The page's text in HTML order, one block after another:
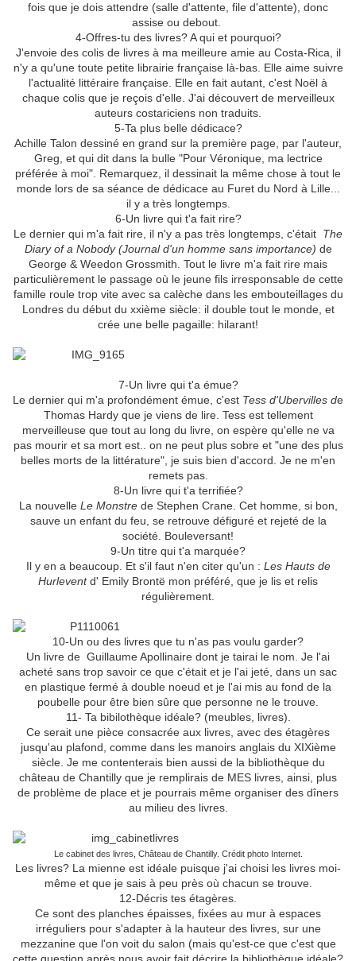
fois que je dois attendre (salle d'attente, file d'attente), donc
assise ou debout.
4-Offres-tu des livres? A qui et pourquoi?
J'envoie des colis de livres à ma meilleure amie au Costa-Rica, il
n'y a qu'une toute petite librairie française là-bas. Elle aime suivre
l'actualité littéraire française. Elle en fait autant, c'est Noël à
chaque colis que je reçois d'elle. J'ai découvert de merveilleux
auteurs costariciens non traduits.
5-Ta plus belle dédicace?
Achille Talon dessiné en grand sur la première page, par l'auteur,
Greg, et qui dit dans la bulle "Pour Véronique, ma lectrice
préférée à moi". Remarquez, il dessinait la même chose à tout le
monde lors de sa séance de dédicace au Furet du Nord à Lille...
il y a très longtemps.
6-Un livre qui t'a fait rire?
Le dernier qui m'a fait rire, il n'y a pas très longtemps, c'était The
Diary of a Nobody (Journal d'un homme sans importance) de
George & Weedon Grossmith. Tout le livre m'a fait rire mais
particulièrement le passage où le jeune fils irresponsable de cette
famille roule trop vite avec sa calèche dans les embouteillages du
Londres du début du xxième siècle: il double tout le monde, et
crée une belle pagaille: hilarant!
7-Un livre qui t'a émue?
Le dernier qui m'a profondément émue, c'est Tess d'Ubervilles de
Thomas Hardy que je viens de lire. Tess est tellement
merveilleuse que tout au long du livre, on espère qu'elle ne va
pas mourir et sa mort est.. on ne peut plus sobre et "une des plus
belles morts de la littérature", je suis bien d'accord. Je ne m'en
remets pas.
8-Un livre qui t'a terrifiée?
La nouvelle Le Monstrede Stephen Crane. Cet homme, si bon,
sauve un enfant du feu, se retrouve défiguré et rejeté de la
société. Bouleversant!
9-Un titre qui t'a marquée?
Il y en a beaucoup. Et s'il faut n'en citer qu'un : Les Hauts de
Hurleventd' Emily Brontë mon préféré, que je lis et relis
régulièrement.
10-Un ou des livres que tu n'as pas voulu garder?
Un livre de Guillaume Apollinaire dont je tairai le nom. Je l'ai
acheté sans trop savoir ce que c'était et je l'ai jeté, dans un sac
en plastique fermé à double noeud et je l'ai mis au fond de la
poubelle pour être bien sûre que personne ne le trouve.
11- Ta bibilothèque idéale? (meubles, livres).
Ce serait une pièce consacrée aux livres, avec des étagères
jusqu'au plafond, comme dans les manoirs anglais du XIXième
siècle. Je me contenterais bien aussi de la bibliothèque du
château de Chantilly que je remplirais de MES livres, ainsi, plus
de problème de place et je pourrais même organiser des dîners
au milieu des livres.
Le cabinet des livres, Château de Chantilly. Crédit photo Internet.
Les livres? La mienne est idéale puisque j'ai choisi les livres moi-
même et que je sais à peu près où chacun se trouve.
12-Décris tes étagères.
Ce sont des planches épaisses, fixées au mur à espaces
irréguliers pour s'adapter à la hauteur des livres, sur une
mezzanine que l'on voit du salon (mais qu'est-ce que c'est que